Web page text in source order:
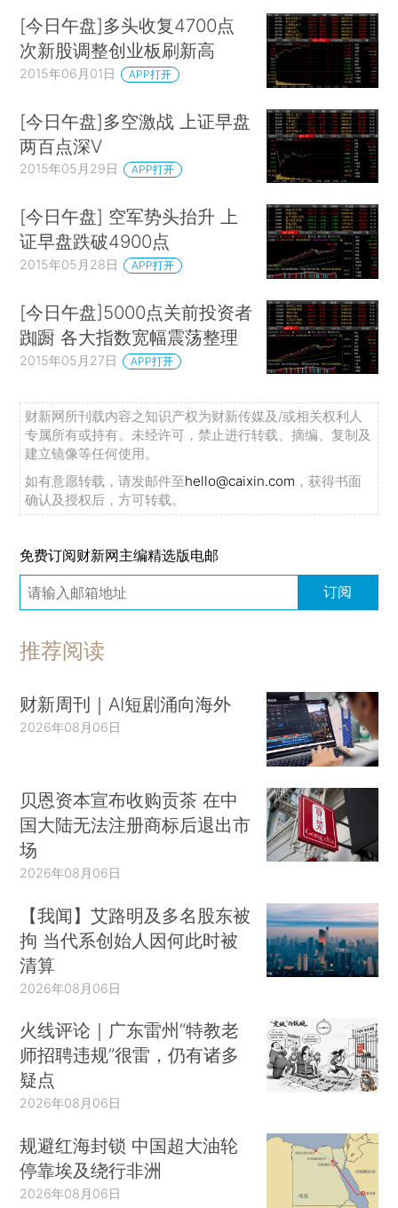
[今日午盘]多头收复4700点
次新股调整创业板刷新高
2015年06月01日 APP打开
[今日午盘]多空激战 上证早盘
两百点深V
2015年05月29日 APP打开
[今日午盘] 空军势头抬升 上
证早盘跌破4900点
2015年05月28日 APP打开
[今日午盘]5000点关前投资者
踟蹰 各大指数宽幅震荡整理
2015年05月27日 APP打开
财新网所刊载内容之知识产权为财新传媒及/或相关权利人
专属所有或持有。未经许可，禁止进行转载、摘编、复制及
建立镜像等任何使用。
如有意愿转载，请发邮件至hello@caixin.com ，获得书面
确认及授权后，方可转载。
免费订阅财新网主编精选版电邮
订阅
推荐阅读
财新周刊｜AI短剧涌向海外
2026年08月06日
贝恩资本宣布收购贡茶 在中
国大陆无法注册商标后退出市
场
2026年08月06日
【我闻】艾路明及多名股东被
拘 当代系创始人因何此时被
清算
2026年08月06日
火线评论｜广东雷州“特教老
师招聘违规”很雷，仍有诸多
疑点
2026年08月06日
规避红海封锁 中国超大油轮
停靠埃及绕行非洲
2026年08月06日